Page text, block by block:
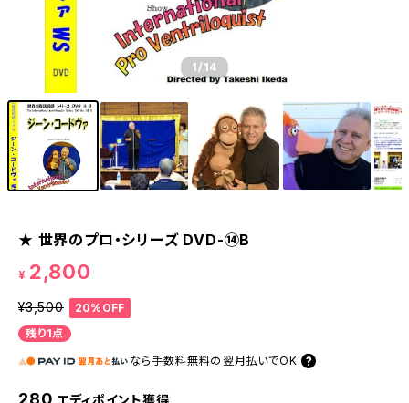
1 /14
★ 世界のプロ・シリーズ DVD-⑭B
¥ 2,800
¥3,500
20%OFF
残り1点
なら 手数料無料の 翌月払いでOK
280 エディポイント獲得